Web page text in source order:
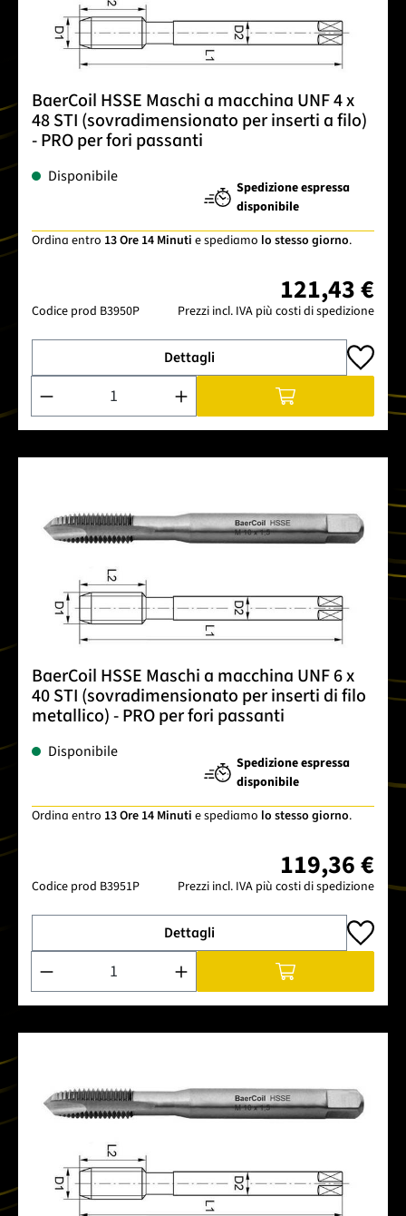
BaerCoil HSSE Maschi a macchina UNF 4 x
48 STI (sovradimensionato per inserti a filo)
- PRO per fori passanti
Disponibile
Spedizione espressa
disponibile
Ordina entro 13 Ore 14 Minuti e spediamo lo stesso giorno.
Codice prod B3950P
121,43 €
Prezzi incl. IVA più costi di spedizione
Dettagli
Quantità del prodotto: inserisci la quantità desiderata o
BaerCoil HSSE Maschi a macchina UNF 6 x
40 STI (sovradimensionato per inserti di filo
metallico) - PRO per fori passanti
Disponibile
Spedizione espressa
disponibile
Ordina entro 13 Ore 14 Minuti e spediamo lo stesso giorno.
Codice prod B3951P
119,36 €
Prezzi incl. IVA più costi di spedizione
Dettagli
Quantità del prodotto: inserisci la quantità desiderata o